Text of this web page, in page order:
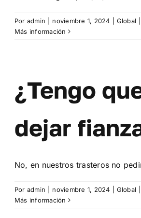
Por admin noviembre 1, 2024 Global
Más información
¿Tengo
dejar
No, en nuestros trasteros no
Por admin noviembre 1, 2024 Global
Más información